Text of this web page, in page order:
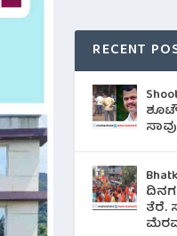
RECENT
ಸಾವು
ತೆರೆ.